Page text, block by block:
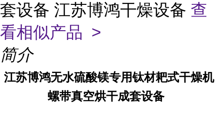
套设备 江苏博鸿干燥设备 查
看相似产品 >
简介
江苏博鸿无水硫酸镁专用钛材耙式干燥机
螺带真空烘干成套设备